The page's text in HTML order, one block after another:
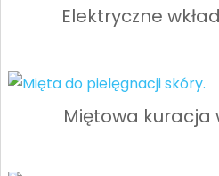
Elektryczne
Miętowa kuracja